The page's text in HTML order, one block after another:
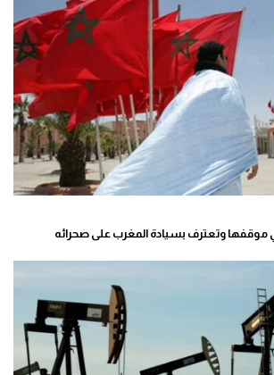
موقفها وتعترف بسيادة المغرب على صحرائه